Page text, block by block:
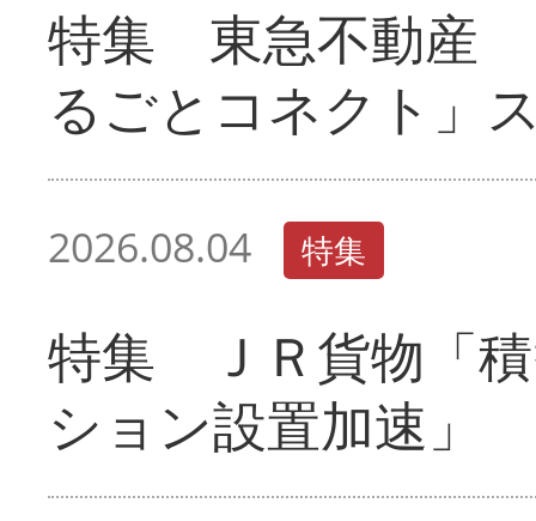
特集 東急不動産
るごとコネクト」
2026.08.04 特集
特集 ＪＲ貨物「
ション設置加速」